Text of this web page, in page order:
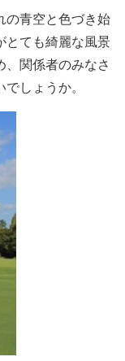
の青空と色づき始
とても綺麗な風景
、関係者のみなさ
しょうか。